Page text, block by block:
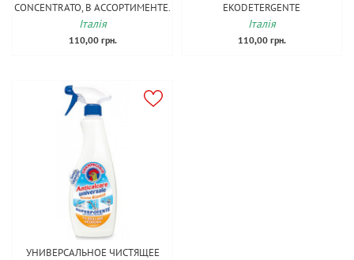
CONCENTRATO, В АССОРТИМЕНТЕ.
Італія
110,00 грн.
EKODETERGENTE
Італія
110,00 грн.
УНИВЕРСАЛЬНОЕ ЧИСТЯЩЕЕ